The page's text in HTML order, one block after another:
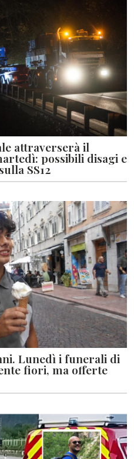
attraverserà il
possibili disagi e
SS12
Lunedì i funerali di
fiori, ma offerte